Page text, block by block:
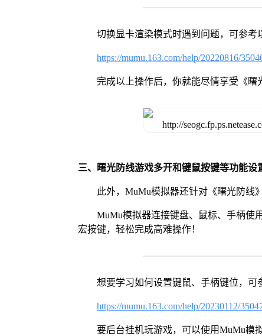
切换显卡渲染模式时遇到问题，可参考
https://mumu.163.com/help/20220816/
完成以上操作后，你就能尽情享受《曙
三、曙光防线游戏多开和键鼠按键等功能设
此外，MuMu模拟器还针对《曙光防线
MuMu模拟器连接键盘、鼠标、手柄使
宏按键，轻松完成高难操作！
想要学习如何设置键鼠、手柄键位，可
https://mumu.163.com/help/20230112/
要后台挂机玩游戏，可以使用MuMu模